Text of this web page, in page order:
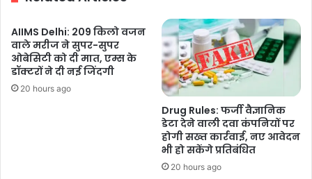
लिए
तैयार
करने
की
बड़ी
AIIMS Delhi: 209 किलो वजन
वाले मरीज ने सुपर-सुपर
ओबेसिटी को दी मात, एम्स के
डॉक्टरों ने दी नई जिंदगी
20 hours ago
Drug Rules: फर्जी वैज्ञानिक
डेटा देने वाली दवा कंपनियों पर
होगी सख्त कार्रवाई, नए आवेदन
भी हो सकेंगे प्रतिबंधित
20 hours ago